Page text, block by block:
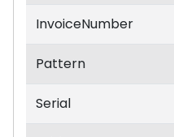
InvoiceNumber
Pattern
Serial